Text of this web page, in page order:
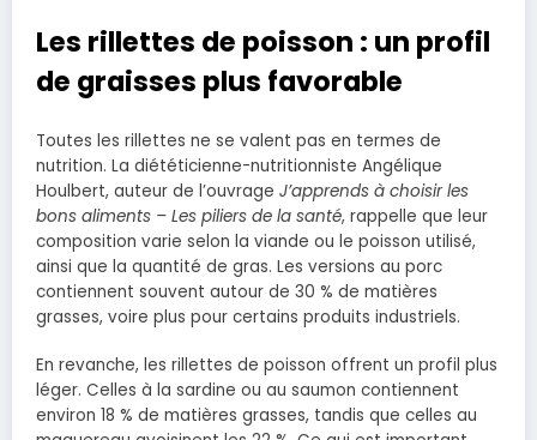
Les rillettes de poisson : un profil
de graisses plus favorable
Toutes les rillettes ne se valent pas en termes de
nutrition. La diététicienne-nutritionniste Angélique
Houlbert, auteur de l’ouvrage J’apprends à choisir les
bons aliments – Les piliers de la santé, rappelle que leur
composition varie selon la viande ou le poisson utilisé,
ainsi que la quantité de gras. Les versions au porc
contiennent souvent autour de 30 % de matières
grasses, voire plus pour certains produits industriels.
En revanche, les rillettes de poisson offrent un profil plus
léger. Celles à la sardine ou au saumon contiennent
environ 18 % de matières grasses, tandis que celles au